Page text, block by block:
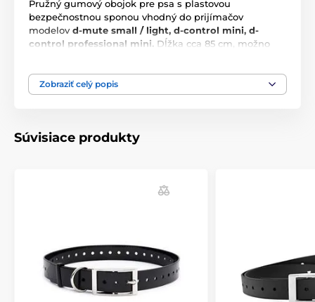
Pružný gumový obojok pre psa s plastovou
bezpečnostnou sponou vhodný do prijímačov
modelov d-mute small / light, d-control mini, d-
control professional mini. Dĺžka cca 85 cm, možno
Velikost: 18 mm x 85 cm
Príslušenstvo výcvikové obojky
Náhradné obojky k prijímačom
Zobraziť celý popis
Súvisiace produkty